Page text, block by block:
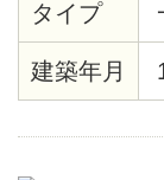
タイプ
建築年月